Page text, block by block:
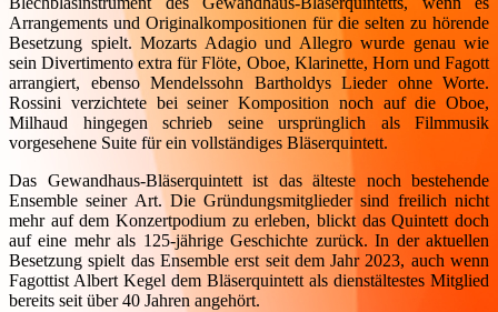
Arrangements und Originalkompositionen für die selten zu hörende
Besetzung spielt. Mozarts Adagio und Allegro wurde genau wie
sein Divertimento extra für Flöte, Oboe, Klarinette, Horn und Fagott
arrangiert, ebenso Mendelssohn Bartholdys Lieder ohne Worte.
Rossini verzichtete bei seiner Komposition noch auf die Oboe,
Milhaud hingegen schrieb seine ursprünglich als Filmmusik
vorgesehene Suite für ein vollständiges Bläserquintett.
Das Gewandhaus-Bläserquintett ist das älteste noch bestehende
Ensemble seiner Art. Die Gründungsmitglieder sind freilich nicht
mehr auf dem Konzertpodium zu erleben, blickt das Quintett doch
auf eine mehr als 125-jährige Geschichte zurück. In der aktuellen
Besetzung spielt das Ensemble erst seit dem Jahr 2023, auch wenn
Fagottist Albert Kegel dem Bläserquintett als dienstältestes Mitglied
bereits seit über 40 Jahren angehört.